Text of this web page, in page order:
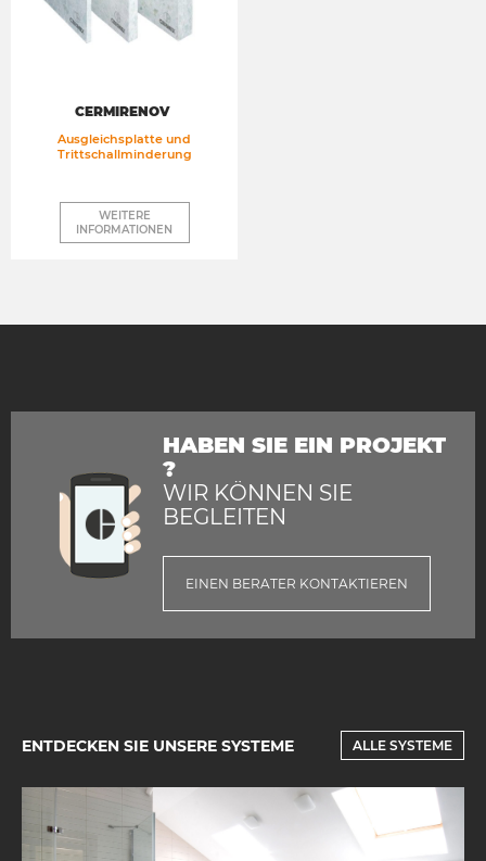
CERMIRENOV
Ausgleichsplatte und
Trittschallminderung
WEITERE
INFORMATIONEN
HABEN SIE EIN PROJEKT
?
WIR KÖNNEN SIE
BEGLEITEN
EINEN BERATER KONTAKTIEREN
ENTDECKEN SIE UNSERE SYSTEME ALLE SYSTEME